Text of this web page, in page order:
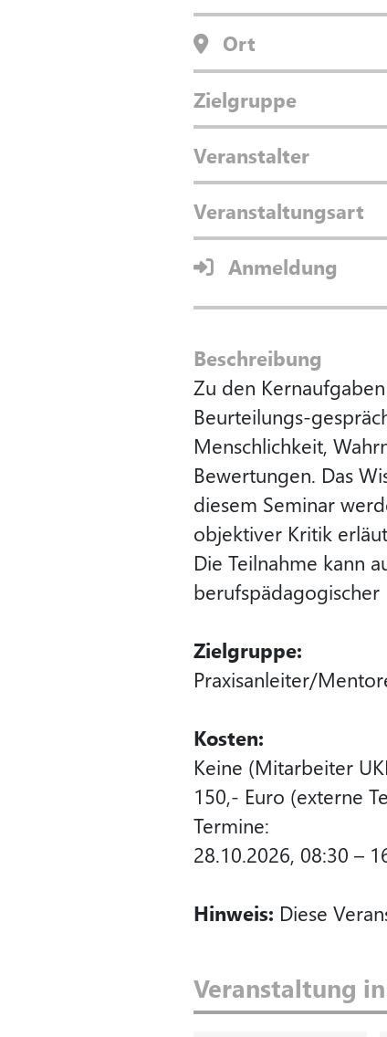
Ort
Zielgruppe
Veranstalter
Veranstaltungsart
Anmeldung
Beschreibung
Zu den
Beurteilungs-
Menschlichkeit,
Bewertungen. Das
diesem Seminar
objektiver Kritik
Die Teilnahme kann
Zielgruppe:
Praxisanleiter/
Kosten:
Keine (Mitarbeiter
150,- Euro (externe
Termine:
28.10.2026, 08:30 –
Hinweis: Diese
Veranstaltung